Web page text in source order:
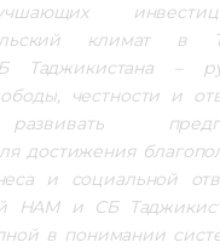
климат в
–
честности и
достижения
и социальной
НАМ и СБ
в понимании